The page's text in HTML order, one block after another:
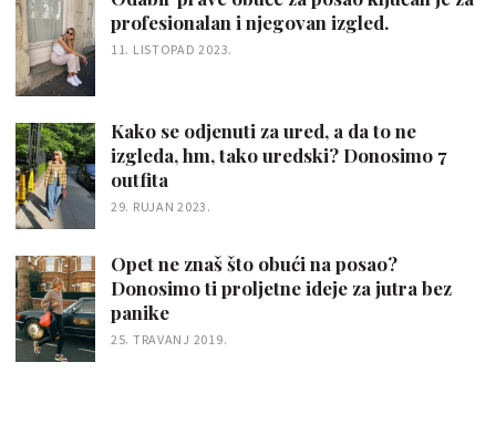
profesionalan i njegovan izgled.
11. LISTOPAD 2023.
Kako se odjenuti za ured, a da to ne
izgleda, hm, tako uredski? Donosimo 7
outfita
29. RUJAN 2023.
Opet ne znaš što obući na posao?
Donosimo ti proljetne ideje za jutra bez
panike
25. TRAVANJ 2019.